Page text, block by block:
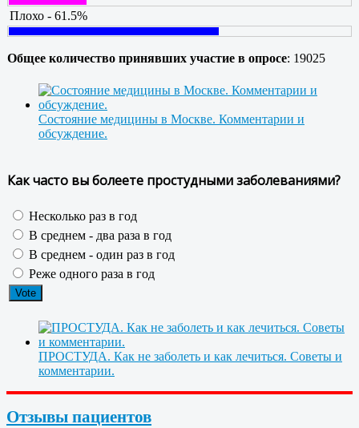
Плохо - 61.5%
Общее количество принявших участие в опросе: 19025
Состояние медицины в Москве. Комментарии и
обсуждение.
Как часто вы болеете простудными заболеваниями?
Несколько раз в год
В среднем - два раза в год
В среднем - один раз в год
Реже одного раза в год
ПРОСТУДА. Как не заболеть и как лечиться. Советы и
комментарии.
Отзывы пациентов